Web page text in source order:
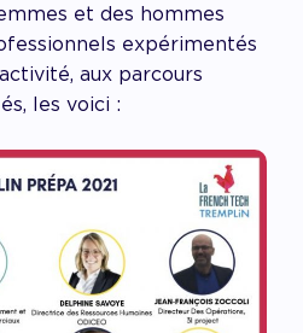
et des hommes
expérimentés
aux parcours
les voici :